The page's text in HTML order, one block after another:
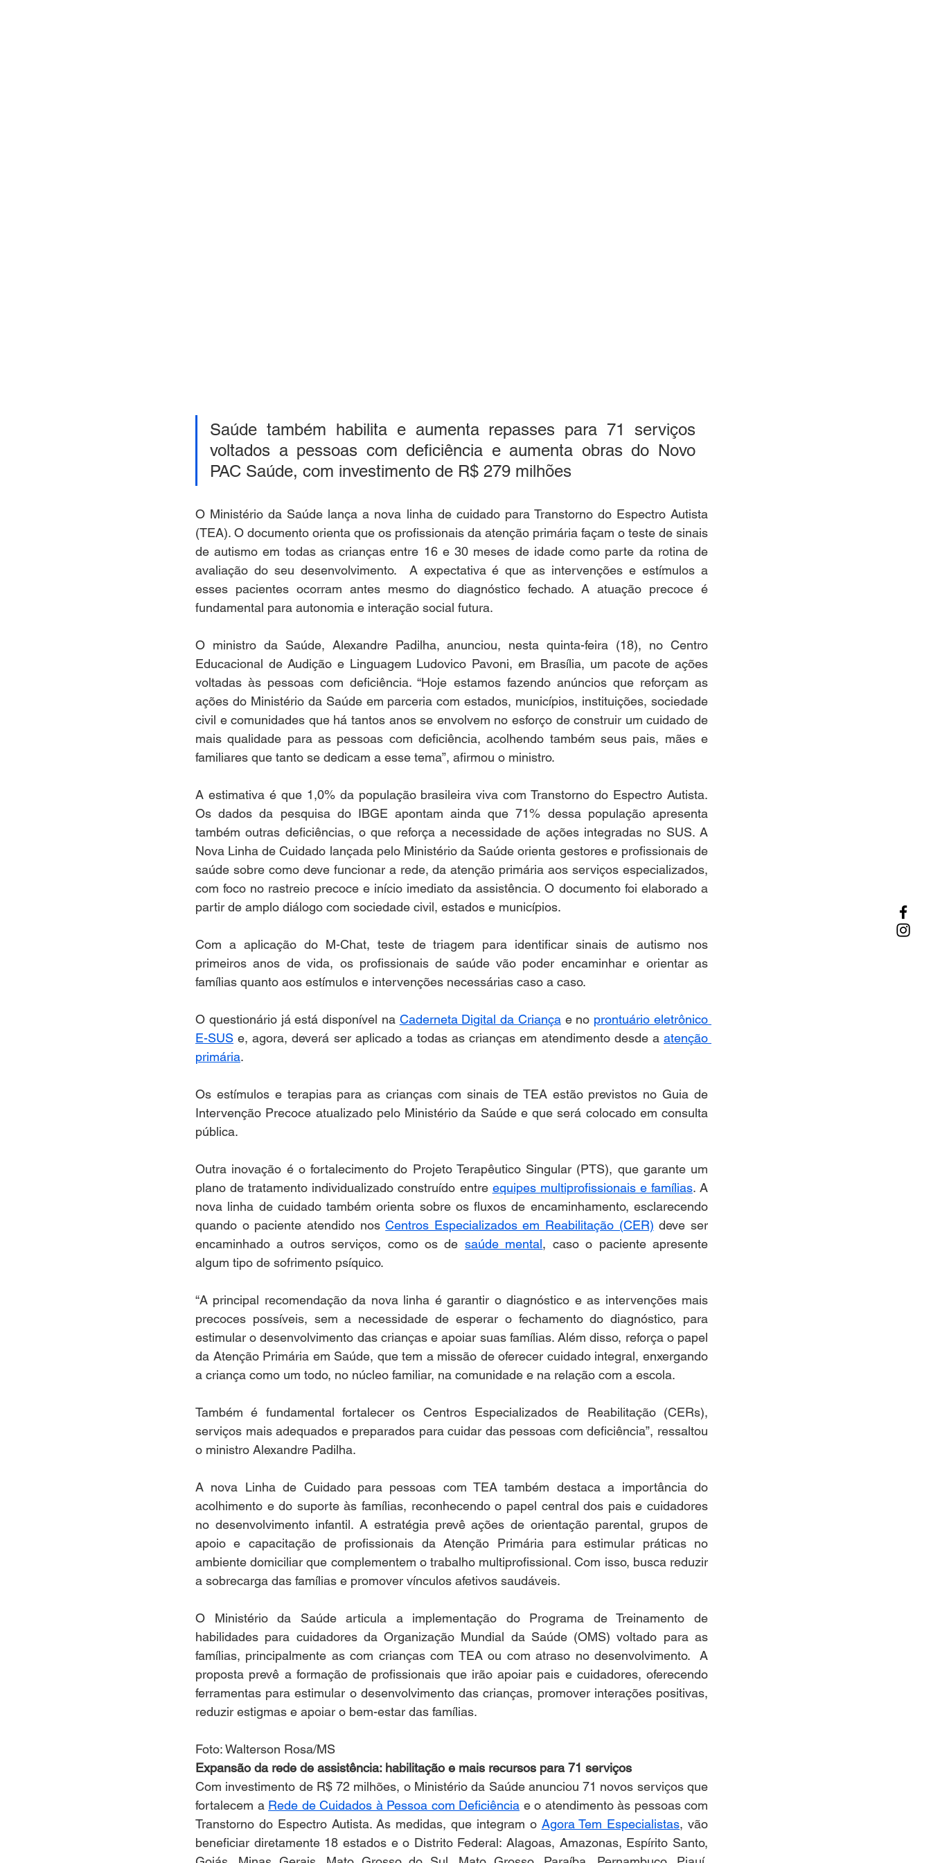
Saúde também habilita e aumenta repasses para 71 serviços
voltados a pessoas com deficiência e aumenta obras do Novo
PAC Saúde, com investimento de R$ 279 milhões
O Ministério da Saúde lança a nova linha de cuidado para Transtorno do Espectro Autista
(TEA). O documento orienta que os profissionais da atenção primária façam o teste de sinais
de autismo em todas as crianças entre 16 e 30 meses de idade como parte da rotina de
avaliação do seu desenvolvimento.  A expectativa é que as intervenções e estímulos a
esses pacientes ocorram antes mesmo do diagnóstico fechado. A atuação precoce é
fundamental para autonomia e interação social futura.
O ministro da Saúde, Alexandre Padilha, anunciou, nesta quinta-feira (18), no Centro
Educacional de Audição e Linguagem Ludovico Pavoni, em Brasília, um pacote de ações
voltadas às pessoas com deficiência. “Hoje estamos fazendo anúncios que reforçam as
ações do Ministério da Saúde em parceria com estados, municípios, instituições, sociedade
civil e comunidades que há tantos anos se envolvem no esforço de construir um cuidado de
mais qualidade para as pessoas com deficiência, acolhendo também seus pais, mães e
familiares que tanto se dedicam a esse tema”, afirmou o ministro.
A estimativa é que 1,0% da população brasileira viva com Transtorno do Espectro Autista.
Os dados da pesquisa do IBGE apontam ainda que 71% dessa população apresenta
também outras deficiências, o que reforça a necessidade de ações integradas no SUS. A
Nova Linha de Cuidado lançada pelo Ministério da Saúde orienta gestores e profissionais de
saúde sobre como deve funcionar a rede, da atenção primária aos serviços especializados,
com foco no rastreio precoce e início imediato da assistência. O documento foi elaborado a
partir de amplo diálogo com sociedade civil, estados e municípios.
Com a aplicação do M-Chat, teste de triagem para identificar sinais de autismo nos
primeiros anos de vida, os profissionais de saúde vão poder encaminhar e orientar as
famílias quanto aos estímulos e intervenções necessárias caso a caso.
O questionário já está disponível na Caderneta Digital da Criança e no prontuário eletrônico
E-SUS e, agora, deverá ser aplicado a todas as crianças em atendimento desde a atenção
primária.
Os estímulos e terapias para as crianças com sinais de TEA estão previstos no Guia de
Intervenção Precoce atualizado pelo Ministério da Saúde e que será colocado em consulta
pública.
Outra inovação é o fortalecimento do Projeto Terapêutico Singular (PTS), que garante um
plano de tratamento individualizado construído entre equipes multiprofissionais e famílias. A
nova linha de cuidado também orienta sobre os fluxos de encaminhamento, esclarecendo
quando o paciente atendido nos Centros Especializados em Reabilitação (CER) deve ser
encaminhado a outros serviços, como os de saúde mental, caso o paciente apresente
algum tipo de sofrimento psíquico.
“A principal recomendação da nova linha é garantir o diagnóstico e as intervenções mais
precoces possíveis, sem a necessidade de esperar o fechamento do diagnóstico, para
estimular o desenvolvimento das crianças e apoiar suas famílias. Além disso, reforça o papel
da Atenção Primária em Saúde, que tem a missão de oferecer cuidado integral, enxergando
a criança como um todo, no núcleo familiar, na comunidade e na relação com a escola.
Também é fundamental fortalecer os Centros Especializados de Reabilitação (CERs),
serviços mais adequados e preparados para cuidar das pessoas com deficiência”, ressaltou
o ministro Alexandre Padilha.
A nova Linha de Cuidado para pessoas com TEA também destaca a importância do
acolhimento e do suporte às famílias, reconhecendo o papel central dos pais e cuidadores
no desenvolvimento infantil. A estratégia prevê ações de orientação parental, grupos de
apoio e capacitação de profissionais da Atenção Primária para estimular práticas no
ambiente domiciliar que complementem o trabalho multiprofissional. Com isso, busca reduzir
a sobrecarga das famílias e promover vínculos afetivos saudáveis.
O Ministério da Saúde articula a implementação do Programa de Treinamento de
habilidades para cuidadores da Organização Mundial da Saúde (OMS) voltado para as
famílias, principalmente as com crianças com TEA ou com atraso no desenvolvimento.  A
proposta prevê a formação de profissionais que irão apoiar pais e cuidadores, oferecendo
ferramentas para estimular o desenvolvimento das crianças, promover interações positivas,
reduzir estigmas e apoiar o bem-estar das famílias.
Foto: Walterson Rosa/MS
Expansão da rede de assistência: habilitação e mais recursos para 71 serviços
Com investimento de R$ 72 milhões, o Ministério da Saúde anunciou 71 novos serviços que
fortalecem a Rede de Cuidados à Pessoa com Deficiência e o atendimento às pessoas com
Transtorno do Espectro Autista. As medidas, que integram o Agora Tem Especialistas, vão
beneficiar diretamente 18 estados e o Distrito Federal: Alagoas, Amazonas, Espírito Santo,